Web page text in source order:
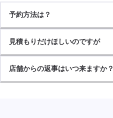
予約方法は？
見積もりだけほしいのですが
店舗からの返事はいつ来ますか？